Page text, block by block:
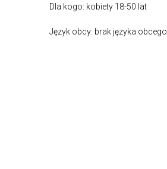
Dla kogo: kobiety 18-50 lat
Język obcy: brak języka obcego